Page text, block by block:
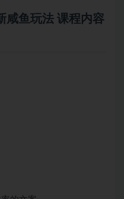
咸鱼玩法 课程内容